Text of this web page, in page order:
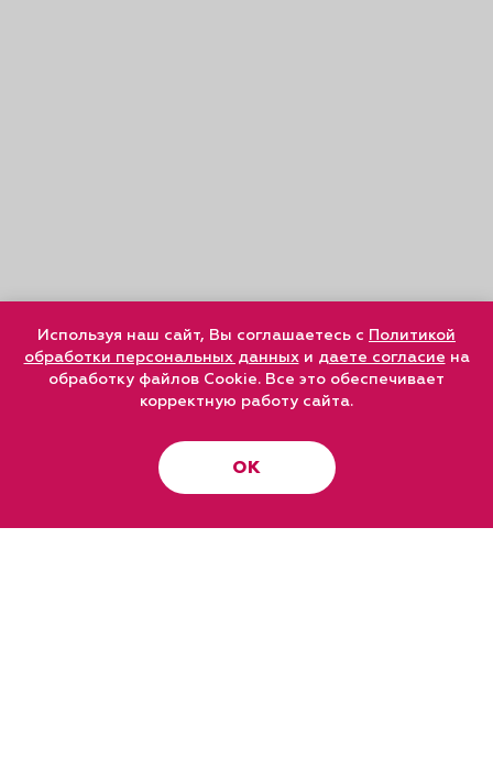
Используя наш сайт, Вы соглашаетесь с Политикой
обработки персональных данныхи даете согласие на
обработку файлов Cookie. Все это обеспечивает
корректную работу сайта.
ОК